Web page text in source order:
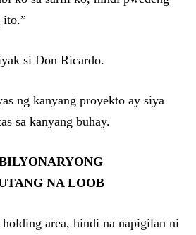
ito.”
si Don Ricardo.
ng kanyang proyekto ay siya
sa kanyang buhay.
NA LOOB
holding area, hindi na napigilan ni